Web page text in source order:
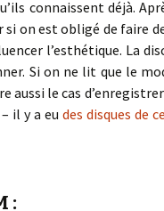
connaissent déjà.
on est obligé de faire
l’esthétique. La
Si on ne lit que le
aussi le cas
il y a eu des disques de
: